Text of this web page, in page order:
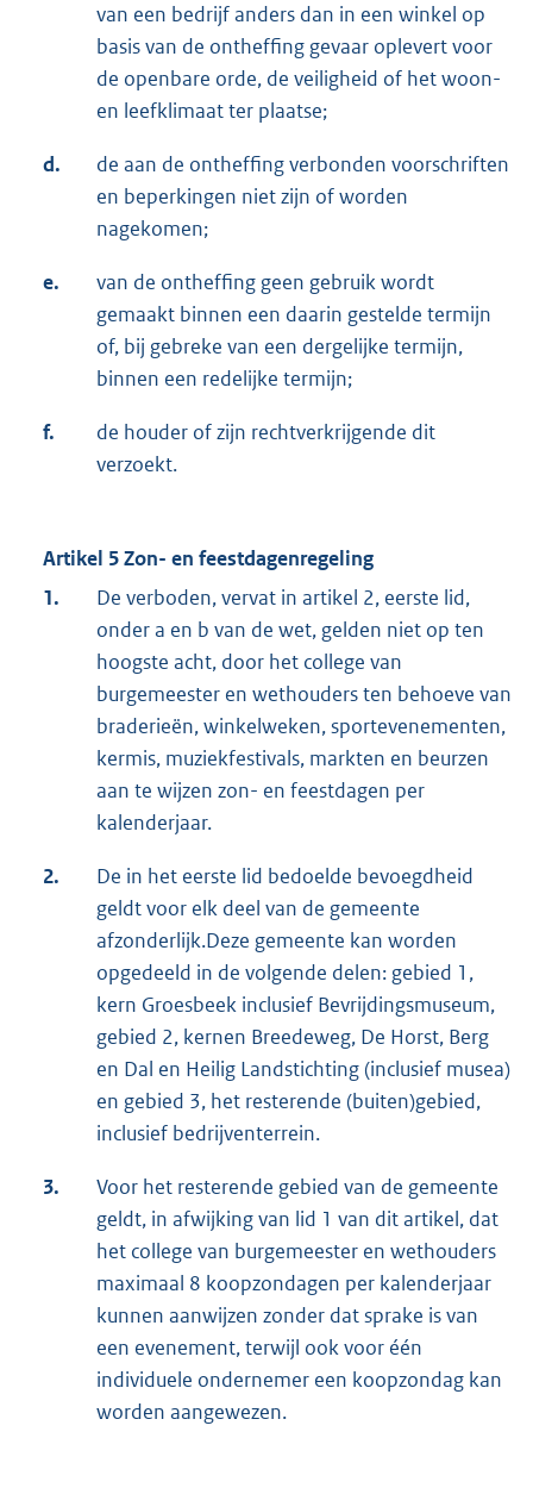
van een bedrijf anders dan in een winkel op
basis van de ontheffing gevaar oplevert voor
de openbare orde, de veiligheid of het woon-
en leefklimaat ter plaatse;
d.
de aan de ontheffing verbonden voorschriften
en beperkingen niet zijn of worden
nagekomen;
e.
van de ontheffing geen gebruik wordt
gemaakt binnen een daarin gestelde termijn
of, bij gebreke van een dergelijke termijn,
binnen een redelijke termijn;
f.
de houder of zijn rechtverkrijgende dit
verzoekt.
Artikel 5 Zon- en feestdagenregeling
1.
De verboden, vervat in artikel 2, eerste lid,
onder a en b van de wet, gelden niet op ten
hoogste acht, door het college van
burgemeester en wethouders ten behoeve van
braderieën, winkelweken, sportevenementen,
kermis, muziekfestivals, markten en beurzen
aan te wijzen zon- en feestdagen per
kalenderjaar.
2.
De in het eerste lid bedoelde bevoegdheid
geldt voor elk deel van de gemeente
afzonderlijk.Deze gemeente kan worden
opgedeeld in de volgende delen: gebied 1,
kern Groesbeek inclusief Bevrijdingsmuseum,
gebied 2, kernen Breedeweg, De Horst, Berg
en Dal en Heilig Landstichting (inclusief musea)
en gebied 3, het resterende (buiten)gebied,
inclusief bedrijventerrein.
3.
Voor het resterende gebied van de gemeente
geldt, in afwijking van lid 1 van dit artikel, dat
het college van burgemeester en wethouders
maximaal 8 koopzondagen per kalenderjaar
kunnen aanwijzen zonder dat sprake is van
een evenement, terwijl ook voor één
individuele ondernemer een koopzondag kan
worden aangewezen.